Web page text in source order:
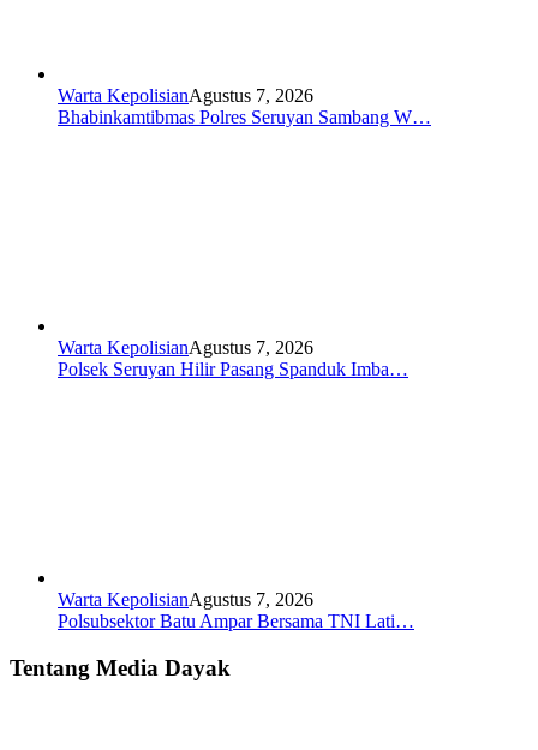
Warta KepolisianAgustus 7, 2026
Bhabinkamtibmas Polres Seruyan Sambang W…
Warta KepolisianAgustus 7, 2026
Polsek Seruyan Hilir Pasang Spanduk Imba…
Warta KepolisianAgustus 7, 2026
Polsubsektor Batu Ampar Bersama TNI Lati…
Tentang Media Dayak